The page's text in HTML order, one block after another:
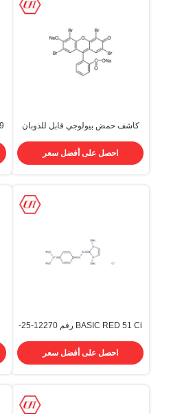
كاشف حمض بيولوجي قابل للذوبان
CAS 17372-87-1
احصل على أفضل سعر
BASIC RED 51 Ci رقم 12270-25-
احصل على أفضل سعر